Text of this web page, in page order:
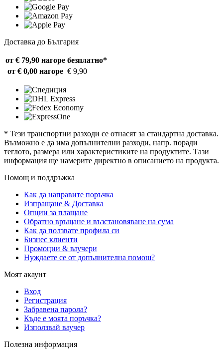
Доставка до България
от € 79,90 нагоре безплатно*
от € 0,00 нагоре € 9,90
* Тези транспортни разходи се отнасят за стандартна доставка.
Възможно е да има допълнителни разходи, напр. поради
теглото, размера или характеристиките на продуктите. Тази
информация ще намерите директно в описанието на продукта.
Помощ и поддръжка
Как да направите поръчка
Изпращане & Доставка
Опции за плащане
Обратно връщане и възстановяване на сума
Как да ползвате профила си
Бизнес клиенти
Промоции & ваучери
Нуждаете се от допълнителна помощ?
Моят акаунт
Вход
Регистрация
Забравена парола?
Къде е моята поръчка?
Използвай ваучер
Полезна информация